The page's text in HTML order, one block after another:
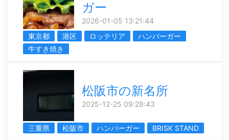
ガー
2026-01-05 13:21:44
東京都
港区 ロッテリア
ハンバーガー
牛すき焼き
松阪市の新名所
2025-12-25 09:28:43
三重県 松阪市 ハンバーガー BRISK STAND